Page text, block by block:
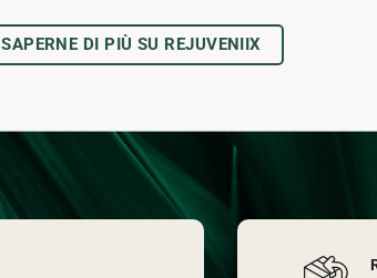
SAPERNE DI PIÙ SU REJUVENIIX